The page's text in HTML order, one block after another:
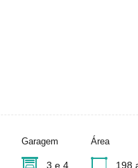
Garagem
3 e 4
Área
198